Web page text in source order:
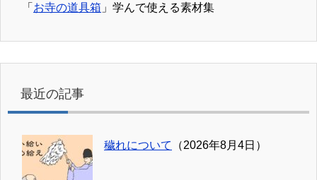
「 お寺の道具箱 」学んで使える素材集
最近の記事
穢れについて （2026年8月4日）